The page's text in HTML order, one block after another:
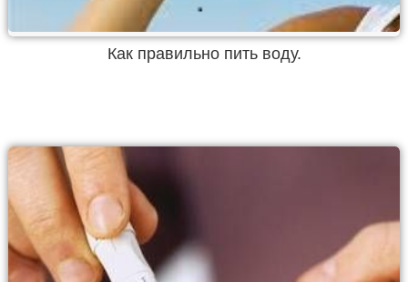
Как правильно пить воду.